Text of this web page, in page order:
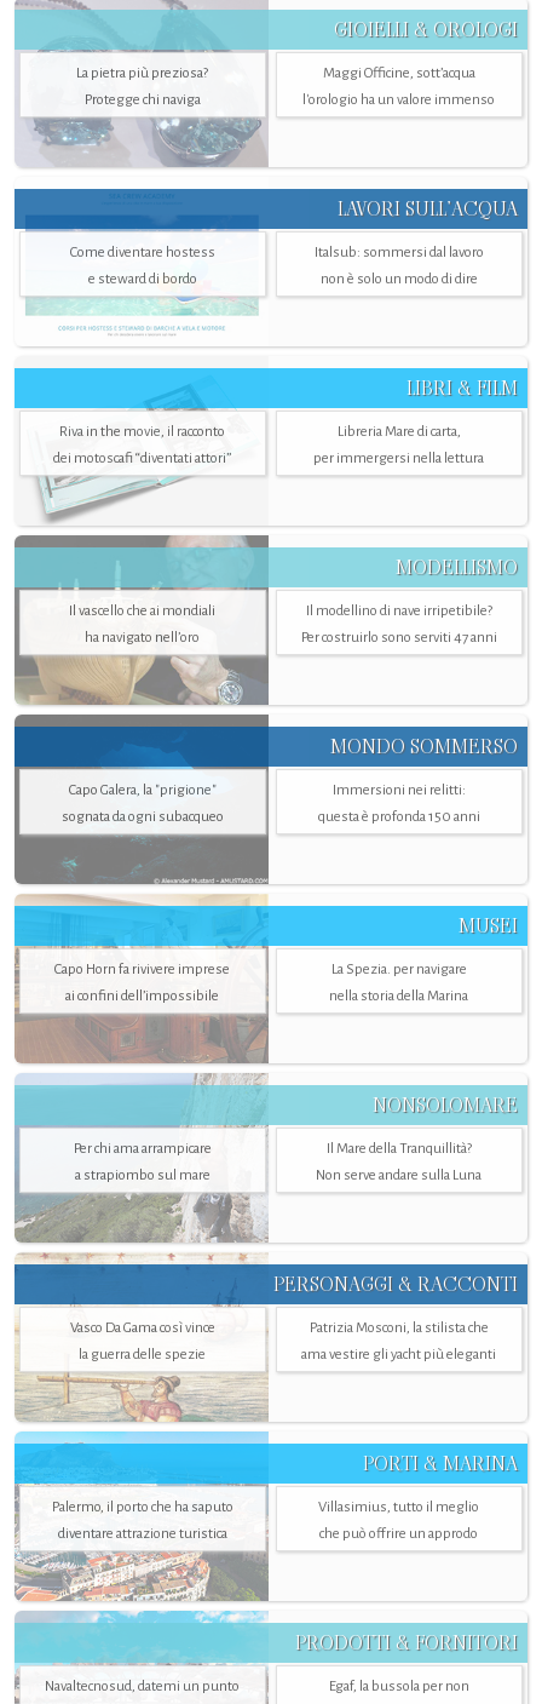
GIOIELLI & OROLOGI
La pietra più preziosa?
Protegge chi naviga
Maggi Officine, sott’acqua
l'orologio ha un valore immenso
LAVORI SULL’ACQUA
Come diventare hostess
e steward di bordo
Italsub: sommersi dal lavoro
non è solo un modo di dire
LIBRI & FILM
Riva in the movie, il racconto
dei motoscafi “diventati attori”
Libreria Mare di carta,
per immergersi nella lettura
MODELLISMO
Il vascello che ai mondiali
ha navigato nell’oro
Il modellino di nave irripetibile?
Per costruirlo sono serviti 47 anni
MONDO SOMMERSO
Capo Galera, la "prigione"
sognata da ogni subacqueo
Immersioni nei relitti:
questa è profonda 150 anni
MUSEI
Capo Horn fa rivivere imprese
ai confini dell’impossibile
La Spezia. per navigare
nella storia della Marina
NONSOLOMARE
Per chi ama arrampicare
a strapiombo sul mare
Il Mare della Tranquillità?
Non serve andare sulla Luna
PERSONAGGI & RACCONTI
Vasco Da Gama così vince
la guerra delle spezie
Patrizia Mosconi, la stilista che
ama vestire gli yacht più eleganti
PORTI & MARINA
Palermo, il porto che ha saputo
diventare attrazione turistica
Villasimius, tutto il meglio
che può offrire un approdo
PRODOTTI & FORNITORI
Navaltecnosud, datemi un punto Egaf, la bussola per non